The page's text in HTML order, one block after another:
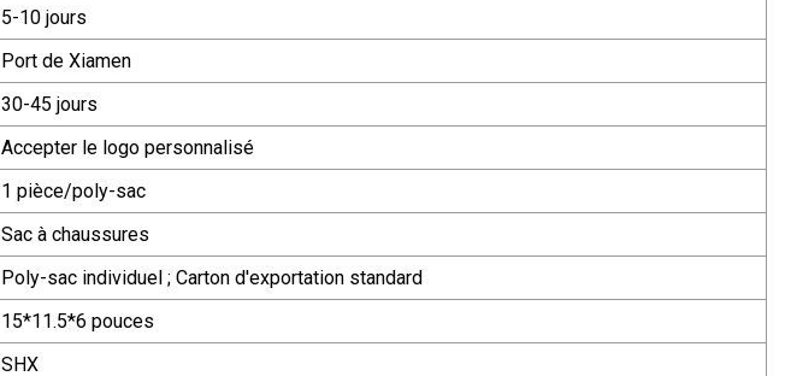
5-10 jours
Port de Xiamen
30-45 jours
Accepter le logo personnalisé
1 pièce/poly-sac
Sac à chaussures
Poly-sac individuel ; Carton d'exportation standard
15*11.5*6 pouces
SHX